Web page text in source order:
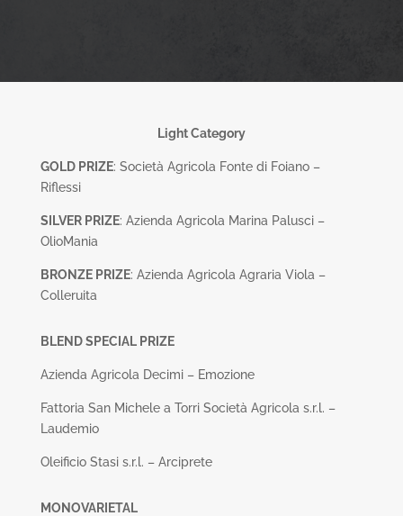
Light Category
GOLD PRIZE: Società Agricola Fonte di Foiano –
Riflessi
SILVER PRIZE: Azienda Agricola Marina Palusci –
OlioMania
BRONZE PRIZE: Azienda Agricola Agraria Viola –
Colleruita
BLEND SPECIAL PRIZE
Azienda Agricola Decimi – Emozione
Fattoria San Michele a Torri Società Agricola s.r.l. –
Laudemio
Oleificio Stasi s.r.l. – Arciprete
MONOVARIETAL